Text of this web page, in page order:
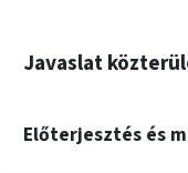
Javaslat
Előterjesztés és